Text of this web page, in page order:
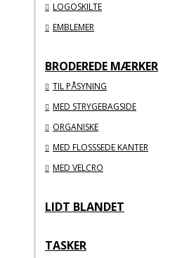
LOGOSKILTE
EMBLEMER
BRODEREDE MÆRKER
TIL PÅSYNING
MED STRYGEBAGSIDE
ORGANISKE
MED FLOSSSEDE KANTER
MED VELCRO
LIDT BLANDET
TASKER